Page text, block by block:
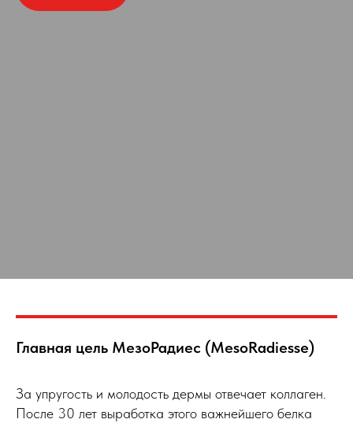
Главная цель МезоРадиес (MesoRadiesse)
За упругость и молодость дермы отвечает коллаген.
После 30 лет выработка этого важнейшего белка